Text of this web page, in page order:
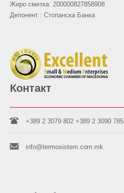
Жиро сметка: 200000827858908
Депонент : Стопанска Банка
Контакт
+389 2 3079 802 +389 2 3090 785
info@termosistem.com.mk